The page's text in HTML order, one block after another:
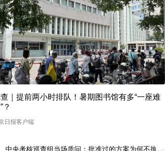
｜提前两小时排队！暑期图书馆有多“一座难
？
日报客户端